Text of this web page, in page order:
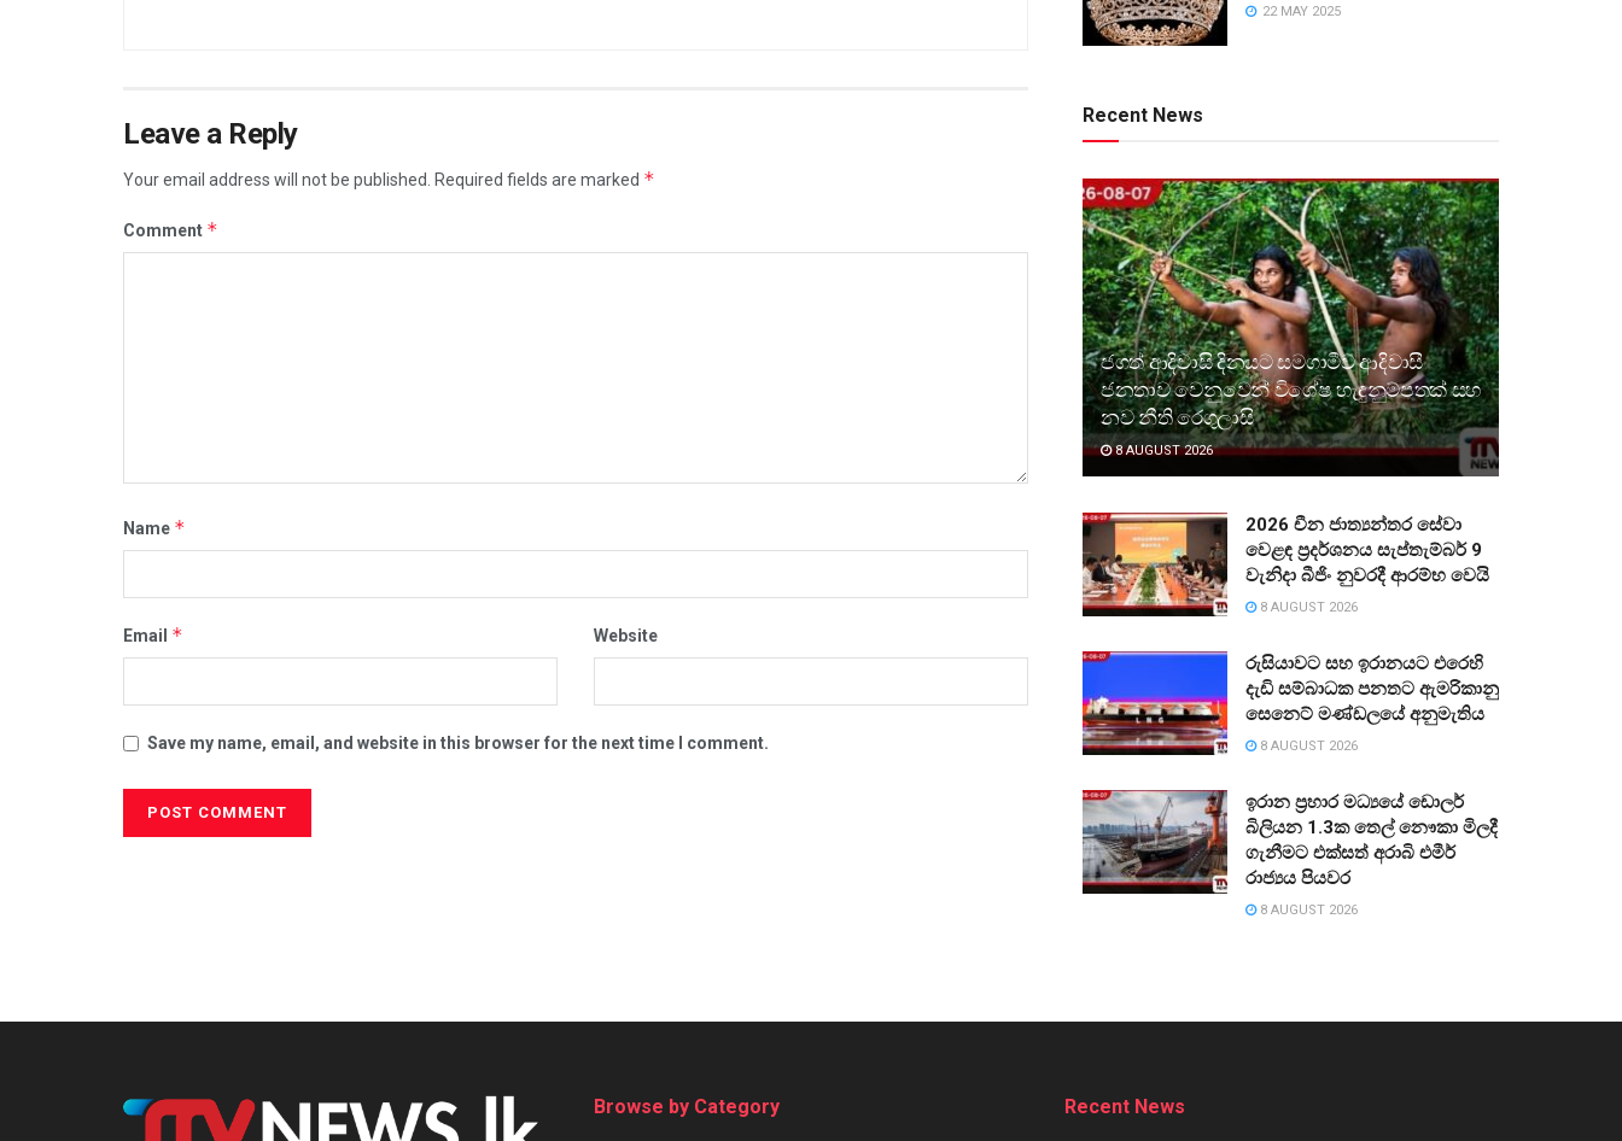
Leave a Reply
Your email address will not be published. Required fields are marked *
Comment *
Name *
Email * Website
Save my name, email, and website in this browser for the next time I comment.
22 MAY 2025
Recent News
ජගත් ආදිවාසි දිනයට සමගාමීව ආදිවාසී
ජනතාව වෙනුවෙන් විශේෂ හැඳුනුම්පතක් සහ
නව නීති රෙගුලාසි
8 AUGUST 2026
2026 චීන ජාත්‍යන්තර සේවා
වෙළඳ ප්‍රදර්ශනය සැප්තැම්බර් 9
වැනිදා බීජිං නුවරදී ආරම්භ වෙයි
8 AUGUST 2026
රුසියාවට සහ ඉරානයට එරෙහි
දැඩි සම්බාධක පනතට ඇමරිකානු
සෙනෙට් මණ්ඩලයේ අනුමැතිය
8 AUGUST 2026
ඉරාන ප්‍රහාර මධ්‍යයේ ඩොලර්
බිලියන 1.3ක තෙල් නෞකා මිලදී
ගැනීමට එක්සත් අරාබි එමීර්
රාජ්‍යය පියවර
8 AUGUST 2026
Browse by Category Recent News